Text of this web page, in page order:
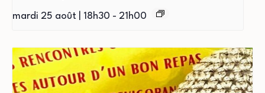
mardi 25 août | 18h30 - 21h00